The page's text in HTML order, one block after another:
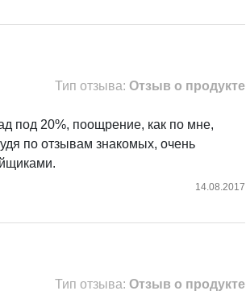
Тип отзыва: Отзыв о продукте
под 20%, поощрение, как по мне,
по отзывам знакомых, очень
14.08.2017
Тип отзыва: Отзыв о продукте